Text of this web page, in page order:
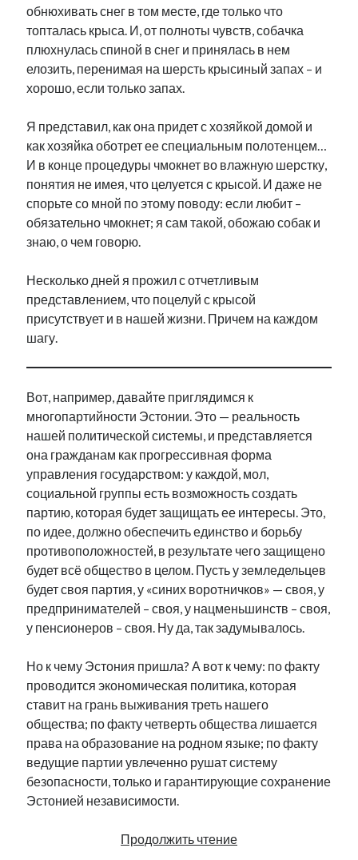
обнюхивать снег в том месте, где только что
топталась крыса. И, от полноты чувств, собачка
плюхнулась спиной в снег и принялась в нем
елозить, перенимая на шерсть крысиный запах – и
хорошо, если только запах.
Я представил, как она придет с хозяйкой домой и
как хозяйка оботрет ее специальным полотенцем…
И в конце процедуры чмокнет во влажную шерстку,
понятия не имея, что целуется с крысой. И даже не
спорьте со мной по этому поводу: если любит –
обязательно чмокнет; я сам такой, обожаю собак и
знаю, о чем говорю.
Несколько дней я прожил с отчетливым
представлением, что поцелуй с крысой
присутствует и в нашей жизни. Причем на каждом
шагу.
Вот, например, давайте приглядимся к
многопартийности Эстонии. Это — реальность
нашей политической системы, и представляется
она гражданам как прогрессивная форма
управления государством: у каждой, мол,
социальной группы есть возможность создать
партию, которая будет защищать ее интересы. Это,
по идее, должно обеспечить единство и борьбу
противоположностей, в результате чего защищено
будет всё общество в целом. Пусть у земледельцев
будет своя партия, у «синих воротничков» — своя, у
предпринимателей – своя, у нацменьшинств – своя,
у пенсионеров – своя. Ну да, так задумывалось.
Но к чему Эстония пришла? А вот к чему: по факту
проводится экономическая политика, которая
ставит на грань выживания треть нашего
общества; по факту четверть общества лишается
права на образование на родном языке; по факту
ведущие партии увлеченно рушат систему
безопасности, только и гарантирующие сохранение
Эстонией независимости.
Продолжить чтениеКрысу